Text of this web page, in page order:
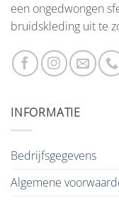
een ongedwongen
bruidskleding uit te
INFORMATIE
Bedrijfsgegevens
Algemene